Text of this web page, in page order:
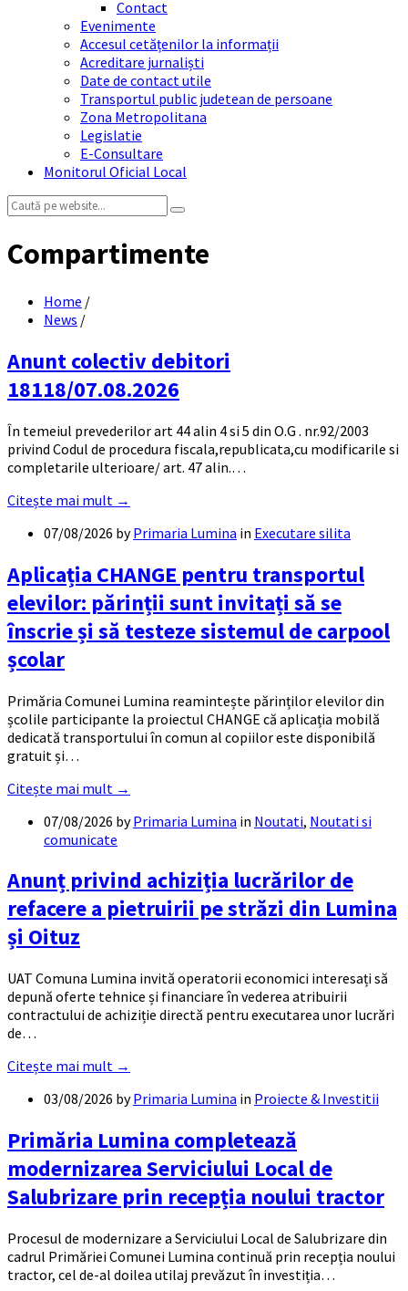
Contact
Evenimente
Accesul cetățenilor la informații
Acreditare jurnaliști
Date de contact utile
Transportul public judetean de persoane
Zona Metropolitana
Legislatie
E-Consultare
Monitorul Oficial Local
Search:
Compartimente
Home /
News /
Anunt colectiv debitori
18118/07.08.2026
În temeiul prevederilor art 44 alin 4 si 5 din O.G . nr.92/2003
privind Codul de procedura fiscala,republicata,cu modificarile si
completarile ulterioare/ art. 47 alin.…
Citește mai mult →
07/08/2026 byPrimaria Lumina in Executare silita
Aplicația CHANGE pentru transportul
elevilor: părinții sunt invitați să se
înscrie și să testeze sistemul de carpool
școlar
Primăria Comunei Lumina reamintește părinților elevilor din
școlile participante la proiectul CHANGE că aplicația mobilă
dedicată transportului în comun al copiilor este disponibilă
gratuit și…
Citește mai mult →
07/08/2026 byPrimaria Lumina in Noutati, Noutati si
comunicate
Anunț privind achiziția lucrărilor de
refacere a pietruirii pe străzi din Lumina
și Oituz
UAT Comuna Lumina invită operatorii economici interesați să
depună oferte tehnice și financiare în vederea atribuirii
contractului de achiziție directă pentru executarea unor lucrări
de…
Citește mai mult →
03/08/2026 byPrimaria Lumina in Proiecte & Investitii
Primăria Lumina completează
modernizarea Serviciului Local de
Salubrizare prin recepția noului tractor
Procesul de modernizare a Serviciului Local de Salubrizare din
cadrul Primăriei Comunei Lumina continuă prin recepția noului
tractor, cel de-al doilea utilaj prevăzut în investiția…